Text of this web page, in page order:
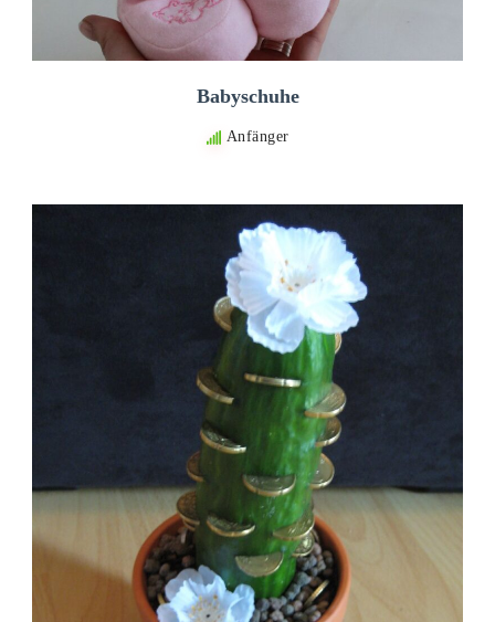
Babyschuhe
Anfänger